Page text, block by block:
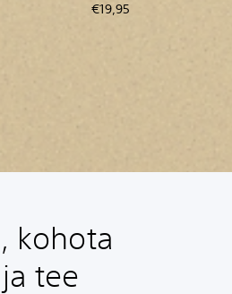
€19,95
kohota
tee